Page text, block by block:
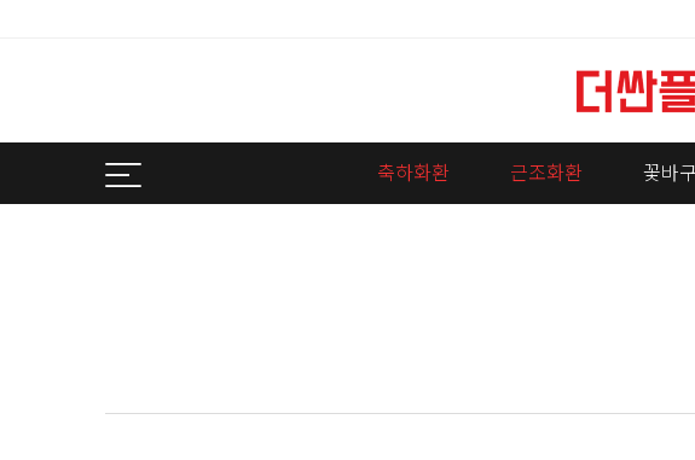
축하화환 근조화환 꽃바